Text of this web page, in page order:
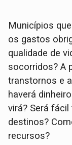
Municípios
os gastos
qualidade de
socorridos? A
transtornos e
haverá
virá? Será
destinos?
recursos?